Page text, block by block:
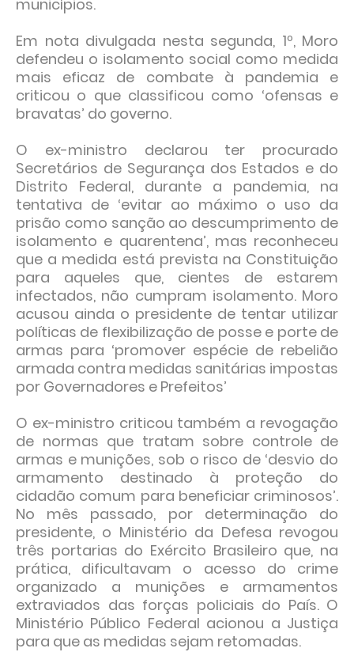
municípios.
Em nota divulgada nesta segunda, 1º, Moro
defendeu o isolamento social como medida
mais eficaz de combate à pandemia e
criticou o que classificou como ‘ofensas e
bravatas’ do governo.
O ex-ministro declarou ter procurado
Secretários de Segurança dos Estados e do
Distrito Federal, durante a pandemia, na
tentativa de ‘evitar ao máximo o uso da
prisão como sanção ao descumprimento de
isolamento e quarentena’, mas reconheceu
que a medida está prevista na Constituição
para aqueles que, cientes de estarem
infectados, não cumpram isolamento. Moro
acusou ainda o presidente de tentar utilizar
políticas de flexibilização de posse e porte de
armas para ‘promover espécie de rebelião
armada contra medidas sanitárias impostas
por Governadores e Prefeitos’
O ex-ministro criticou também a revogação
de normas que tratam sobre controle de
armas e munições, sob o risco de ‘desvio do
armamento destinado à proteção do
cidadão comum para beneficiar criminosos’.
No mês passado, por determinação do
presidente, o Ministério da Defesa revogou
três portarias do Exército Brasileiro que, na
prática, dificultavam o acesso do crime
organizado a munições e armamentos
extraviados das forças policiais do País. O
Ministério Público Federal acionou a Justiça
para que as medidas sejam retomadas.